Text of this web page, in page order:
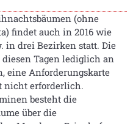
(ohne
findet auch in 2016 wie
in drei Bezirken statt. Die
Tagen lediglich an
eine Anforderungskarte
nicht erforderlich.
besteht die
über die